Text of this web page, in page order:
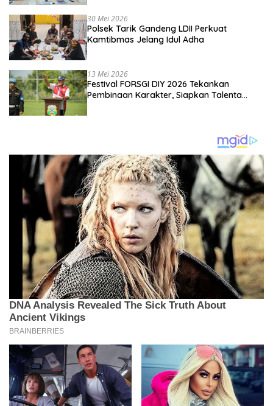
30 Mei 2026
Polsek Tarik Gandeng LDII Perkuat
Kamtibmas Jelang Idul Adha
13 Mei 2026
Festival FORSGI DIY 2026 Tekankan
Pembinaan Karakter, Siapkan Talenta